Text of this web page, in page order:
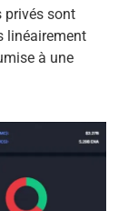
privés sont
linéairement
à une